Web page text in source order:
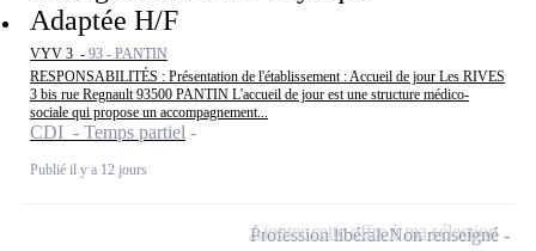
Adaptée H/F
VYV 3 - 93 - PANTIN
RESPONSABILITÉS : Présentation de l'établissement : Accueil de jour Les RIVES
3 bis rue Regnault 93500 PANTIN L'accueil de jour est une structure médico-
sociale qui propose un accompagnement...
CDI - Temps partiel
Publié il y a 12 jours
Profession libéraleNon renseigné
Ajouter cette offre à ma sélection